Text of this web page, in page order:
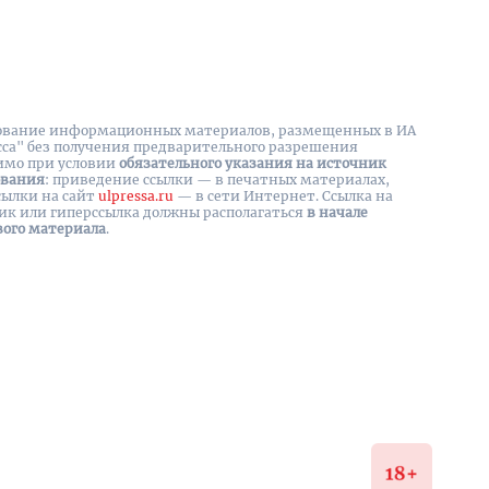
информационных материалов, размещенных в ИА
без получения предварительного разрешения
при условии обязательного указания на источник
: приведение ссылки — в печатных материалах,
на cайт ulpressa.ru — в сети Интернет. Ссылка на
или гиперссылка должны располагаться в начале
материала.